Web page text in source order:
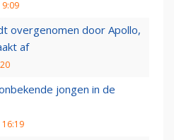
9:09
overgenomen door Apollo,
af
jongen in de
16:19